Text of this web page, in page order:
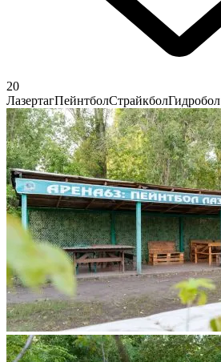
20
ЛазертагПейнтболСтрайкболГидробол